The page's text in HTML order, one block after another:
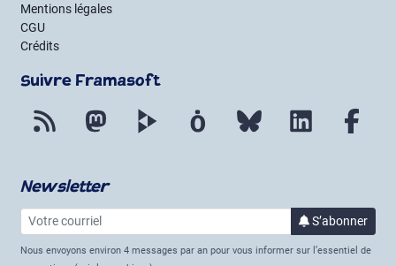
Mentions légales
CGU
Crédits
Suivre Framasoft
Flux RSS Mastodon PeerTube Mobilizon Bluesky LinkedIn
Newsletter
Votre courriel S’abonnerà la
Nous envoyons environ 4 messages par an pour vous informer sur l’essentiel de